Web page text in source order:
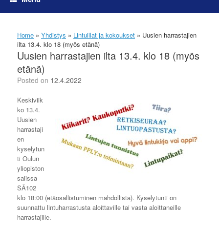
Home » Yhdistys » Lintuillat ja kokoukset » Uusien harrastajien
ilta 13.4. klo 18 (myös etänä)
Uusien harrastajien ilta 13.4. klo 18 (myös
etänä)
Posted on 12.4.2022
Keskiviik
ko 13.4.
Uusien
harrastaji
en
kyselytun
ti Oulun
yliopiston
salissa
SÄ102
klo 18:00 (etäosallistuminen mahdollista). Kyselytunti on
suunnattu lintuharrastusta aloittaville tai vasta aloittaneille
harrastajille.